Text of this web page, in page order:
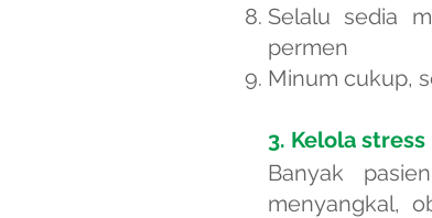
Selalu sedia
permen
Minum cukup,
3. Kelola stress
Banyak
menyangkal,